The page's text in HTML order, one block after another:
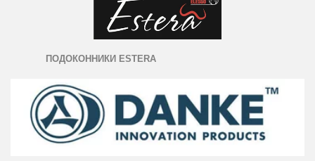
ПОДОКОННИКИ ESTERA